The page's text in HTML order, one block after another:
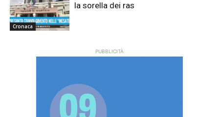
Cronaca
la sorella dei ras
PUBBLICITÀ